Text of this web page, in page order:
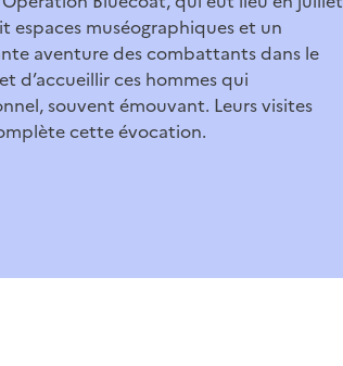
espaces muséographiques et un
aventure des combattants dans le
d’accueillir ces hommes qui
souvent émouvant. Leurs visites
cette évocation.